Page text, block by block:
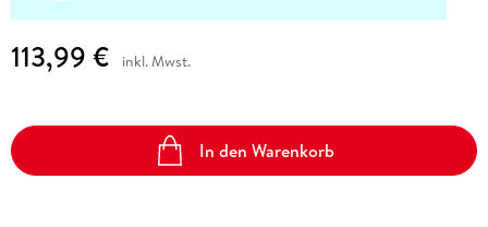
113,99 € inkl. Mwst.
In den Warenkorb